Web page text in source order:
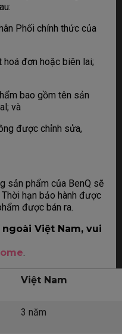
Phối chính thức của
đơn hoặc biên lai;
bao gồm tên sản
và
được chỉnh sửa,
sản phẩm của BenQ sẽ
hạn bảo hành được
được bán ra.
Việt Nam, vui
Việt Nam
3 năm